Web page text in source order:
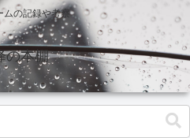
ムの記録や考察
の本棚